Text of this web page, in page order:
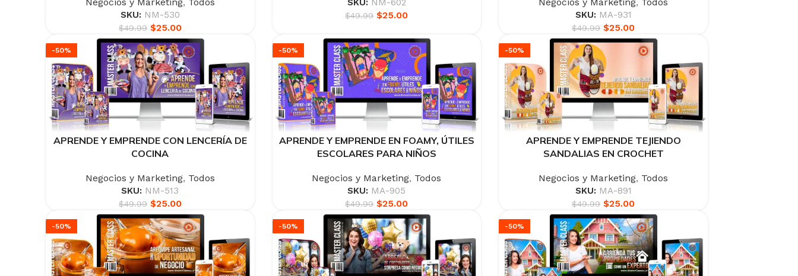
SKU: NM-530
$49.99 $25.00
SKU: NM-602
$49.99 $25.00 SKU: MA-931
$49.99 $25.00
-50%
APRENDE Y EMPRENDE CON LENCERÍA DE
COCINA
Negocios y Marketing, Todos
SKU: NM-513
$49.99 $25.00
-50%
APRENDE Y EMPRENDE EN FOAMY, ÚTILES
ESCOLARES PARA NIÑOS
Negocios y Marketing, Todos
SKU: MA-905
$49.99 $25.00
-50%
APRENDE Y EMPRENDE TEJIENDO
SANDALIAS EN CROCHET
Negocios y Marketing, Todos
SKU: MA-891
$49.99 $25.00
-50% -50% -50%